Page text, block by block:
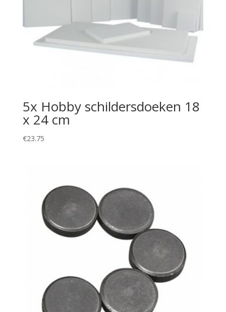
5x Hobby schildersdoeken 18
x 24 cm
€23.75